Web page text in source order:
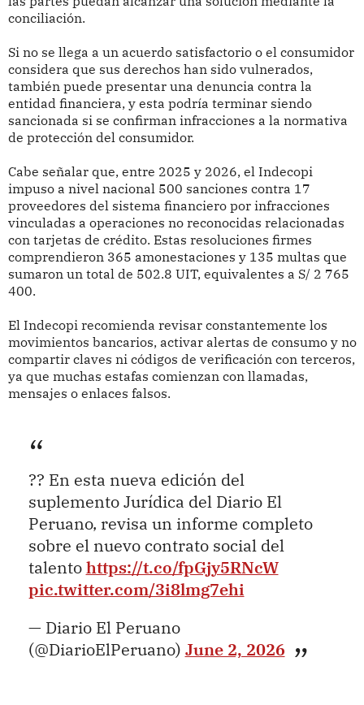
conciliación.
Si no se llega a un acuerdo satisfactorio o el consumidor
considera que sus derechos han sido vulnerados,
también puede presentar una denuncia contra la
entidad financiera, y esta podría terminar siendo
sancionada si se confirman infracciones a la normativa
de protección del consumidor.
Cabe señalar que, entre 2025 y 2026, el Indecopi
impuso a nivel nacional 500 sanciones contra 17
proveedores del sistema financiero por infracciones
vinculadas a operaciones no reconocidas relacionadas
con tarjetas de crédito. Estas resoluciones firmes
comprendieron 365 amonestaciones y 135 multas que
sumaron un total de 502.8 UIT, equivalentes a S/ 2 765
400.
El Indecopi recomienda revisar constantemente los
movimientos bancarios, activar alertas de consumo y no
compartir claves ni códigos de verificación con terceros,
ya que muchas estafas comienzan con llamadas,
mensajes o enlaces falsos.
?? En esta nueva edición del
suplemento Jurídica del Diario El
Peruano, revisa un informe completo
sobre el nuevo contrato social del
talento https://t.co/fpGjy5RNcW
pic.twitter.com/3i8lmg7ehi
— Diario El Peruano
(@DiarioElPeruano) June 2, 2026